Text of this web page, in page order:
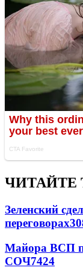
ЧИТАЙТЕ
Зеленский
переговорах
Майора ВСП
СОЧ7424